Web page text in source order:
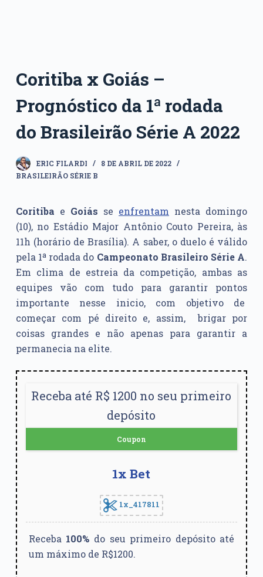
Coritiba x Goiás –
Prognóstico da 1ª rodada
do Brasileirão Série A 2022
ERIC FILARDI
8 DE ABRIL DE 2022
BRASILEIRÃO SÉRIE B
Coritiba e Goiás se enfrentam nesta domingo
(10), no Estádio Major Antônio Couto Pereira, às
11h (horário de Brasília). A saber, o duelo é válido
pela 1ª rodada do Campeonato Brasileiro Série A.
Em clima de estreia da competição, ambas as
equipes vão com tudo para garantir pontos
importante nesse inicio, com objetivo de
começar com pé direito e, assim, brigar por
coisas grandes e não apenas para garantir a
permanecia na elite.
Receba até R$ 1200 no seu primeiro
depósito
Coupon
1x Bet
1x_417811
Receba 100% do seu primeiro depósito até
um máximo de R$1200.